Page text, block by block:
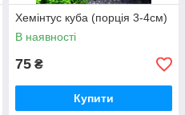
Хемінтус куба (порція 3-4см)
В наявності
75 ₴
Купити